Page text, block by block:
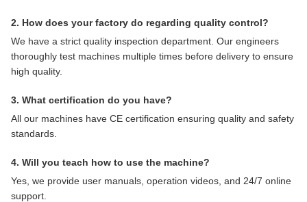
2. How does your factory do regarding quality control?
We have a strict quality inspection department. Our engineers
thoroughly test machines multiple times before delivery to ensure
high quality.
3. What certification do you have?
All our machines have CE certification ensuring quality and safety
standards.
4. Will you teach how to use the machine?
Yes, we provide user manuals, operation videos, and 24/7 online
support.